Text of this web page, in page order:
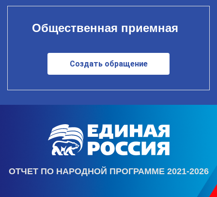
Общественная приемная
Создать обращение
ОТЧЕТ ПО НАРОДНОЙ ПРОГРАММЕ 2021-2026